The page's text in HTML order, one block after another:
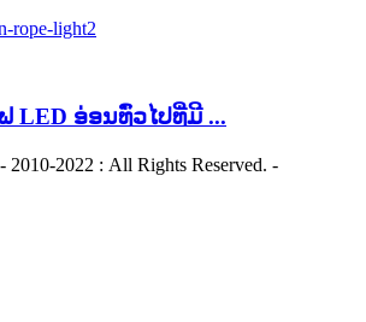
LED ອ່ອນທົ່ວໄປທີ່ມີ ...
2022 : All Rights Reserved. -